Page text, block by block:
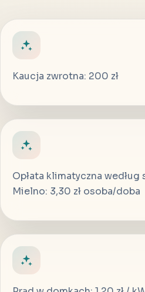
Kaucja zwrotna: 200 zł
Opłata klimatyczna według
Mielno: 3,30 zł osoba/doba